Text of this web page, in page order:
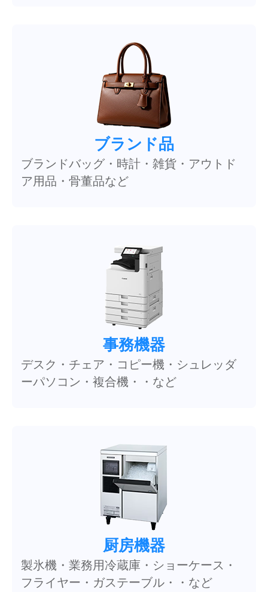
ブランド品
ブランドバッグ・時計・雑貨・アウトド
ア用品・骨董品など
事務機器
デスク・チェア・コピー機・シュレッダ
ーパソコン・複合機・・など
厨房機器
製氷機・業務用冷蔵庫・ショーケース・
フライヤー・ガステーブル・・など